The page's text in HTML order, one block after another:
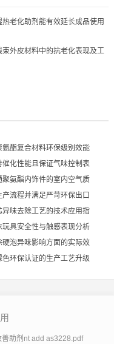
老化助剂能有效延长成品使用
外皮材料中的抗老化表现及工
酯复合材料环保级别效能
化性能且保证气味控制表
氨酯内饰件的室内空气质
流程并满足严苛环保出口
味去除工艺的技术应用指
具安全性与触感表现分析
泡异味影响方面的实际效
环保认证的生产工艺升级
善助剂nt add as3228.pdf